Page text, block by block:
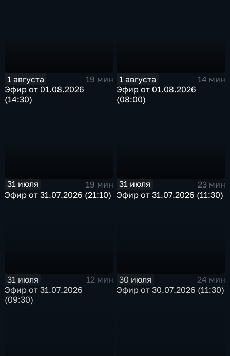
1 августа
19 мин
Эфир от 01.08.2026
(14:30)
1 августа
14 мин
Эфир от 01.08.2026
(08:00)
31 июля
19 мин
Эфир от 31.07.2026 (21:10)
31 июля
23 мин
Эфир от 31.07.2026 (11:30)
31 июля
12 мин
Эфир от 31.07.2026
(09:30)
30 июля
24 мин
Эфир от 30.07.2026 (11:30)